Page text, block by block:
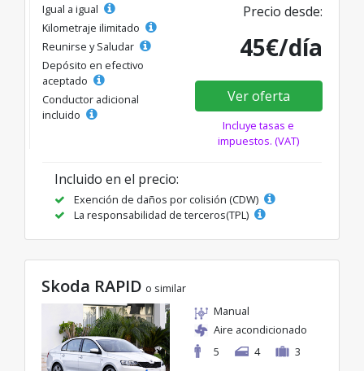
Igual a igual
Kilometraje ilimitado
Reunirse y Saludar
Depósito en efectivo
aceptado
Conductor adicional
incluido
Precio desde:
45€/día
Ver oferta
Incluye tasas e
impuestos. (VAT)
Incluido en el precio:
Exención de daños por colisión (CDW)
La responsabilidad de terceros(TPL)
Skoda RAPID o similar
Manual
Aire acondicionado
5
4 3